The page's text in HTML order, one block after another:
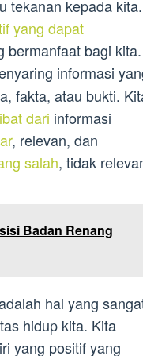
tekanan kepada kita.
yang dapat
bermanfaat bagi kita.
informasi
fakta, atau bukti.
dari informasi
, relevan, dan
salah, tidak
Badan Renang
hal yang
hidup kita. Kita
yang positif yang